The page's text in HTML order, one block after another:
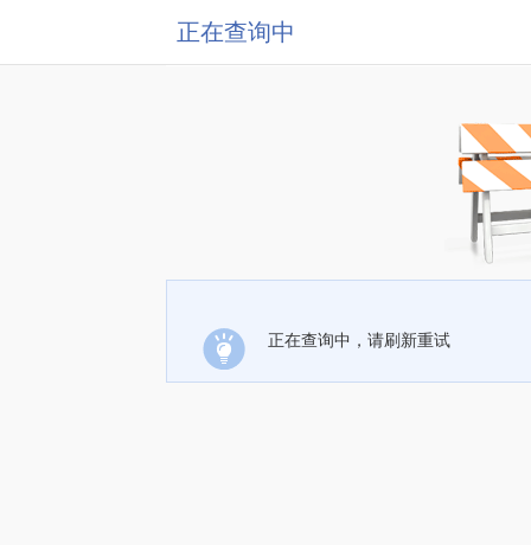
正在查询中
正在查询中，请刷新重试